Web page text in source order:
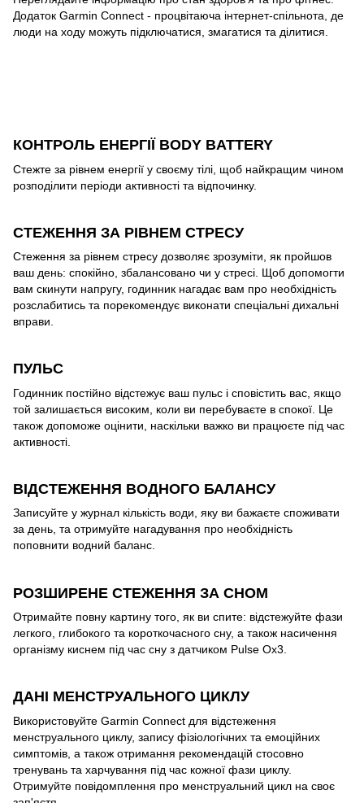
Додаток Garmin Connect - процвітаюча інтернет-спільнота, де
люди на ходу можуть підключатися, змагатися та ділитися.
КОНТРОЛЬ ЕНЕРГІЇ BODY BATTERY
Стежте за рівнем енергії у своєму тілі, щоб найкращим чином
розподілити періоди активності та відпочинку.
СТЕЖЕННЯ ЗА РІВНЕМ СТРЕСУ
Стеження за рівнем стресу дозволяє зрозуміти, як пройшов
ваш день: спокійно, збалансовано чи у стресі. Щоб допомогти
вам скинути напругу, годинник нагадає вам про необхідність
розслабитись та порекомендує виконати спеціальні дихальні
вправи.
ПУЛЬС
Годинник постійно відстежує ваш пульс і сповістить вас, якщо
той залишається високим, коли ви перебуваєте в спокої. Це
також допоможе оцінити, наскільки важко ви працюєте під час
активності.
ВІДСТЕЖЕННЯ ВОДНОГО БАЛАНСУ
Записуйте у журнал кількість води, яку ви бажаєте споживати
за день, та отримуйте нагадування про необхідність
поповнити водний баланс.
РОЗШИРЕНЕ СТЕЖЕННЯ ЗА СНОМ
Отримайте повну картину того, як ви спите: відстежуйте фази
легкого, глибокого та короткочасного сну, а також насичення
організму киснем під час сну з датчиком Pulse Ox3.
ДАНІ МЕНСТРУАЛЬНОГО ЦИКЛУ
Використовуйте Garmin Connect для відстеження
менструального циклу, запису фізіологічних та емоційних
симптомів, а також отримання рекомендацій стосовно
тренувань та харчування під час кожної фази циклу.
Отримуйте повідомплення про менструальний цикл на своє